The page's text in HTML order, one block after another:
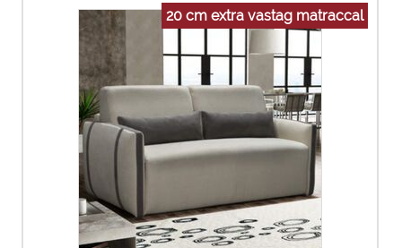
20 cm extra vastag matraccal